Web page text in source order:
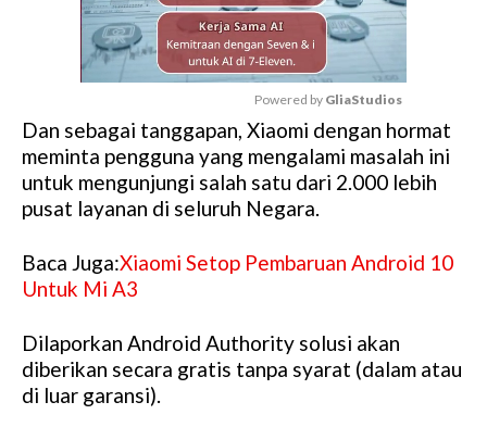
M
u
Powered by GliaStudios
Dan sebagai tanggapan, Xiaomi dengan hormat
meminta pengguna yang mengalami masalah ini
untuk mengunjungi salah satu dari 2.000 lebih
pusat layanan di seluruh Negara.
Baca Juga:Xiaomi Setop Pembaruan Android 10
Untuk Mi A3
Dilaporkan Android Authority solusi akan
diberikan secara gratis tanpa syarat (dalam atau
di luar garansi).